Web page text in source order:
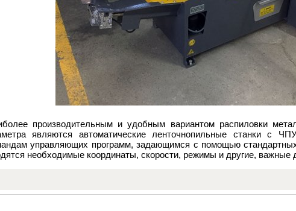
производительным и удобным вариантом распиловки
являются автоматические ленточнопильные станки с
управляющих программ, задающимся с помощью
необходимые координаты, скорости, режимы и другие, важные